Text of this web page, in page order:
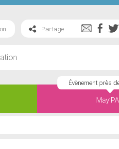
Partage
Évènement près